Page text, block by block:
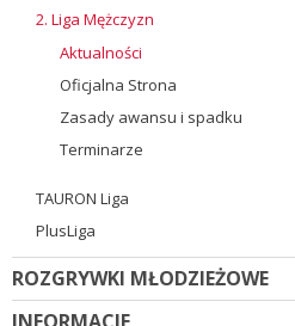
2. Liga Mężczyzn
Aktualności
Oficjalna Strona
Zasady awansu i spadku
Terminarze
TAURON Liga
PlusLiga
ROZGRYWKI MŁODZIEŻOWE